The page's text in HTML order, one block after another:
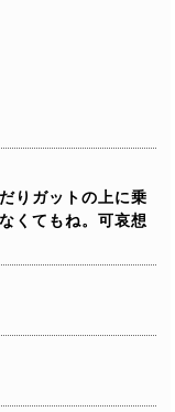
りガットの上に乗
くてもね。可哀想